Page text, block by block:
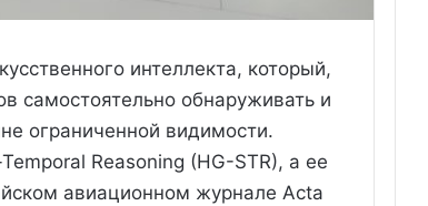
интеллекта, который,
самостоятельно обнаруживать и
ограниченной видимости.
Reasoning (HG-STR), а ее
авиационном журнале Acta